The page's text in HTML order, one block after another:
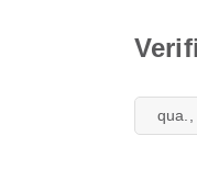
qua.,